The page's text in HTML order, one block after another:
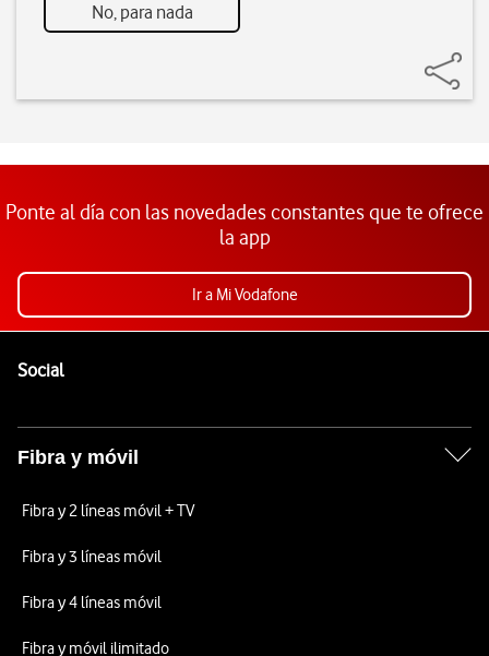
No, para nada
Ponte al día con las novedades constantes que te ofrece
la app
Ir a Mi Vodafone
SocialEnlaces a las redes sociales de Vodafone
Fibra y móvil
Fibra y 2 líneas móvil + TV
Fibra y 3 líneas móvil
Fibra y 4 líneas móvil
Fibra y móvil ilimitado